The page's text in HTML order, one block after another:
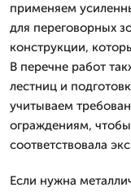
применяем
для переговорных
конструкции,
В перечне работ
лестниц и
учитываем
ограждениям,
соответствовала
Если нужна